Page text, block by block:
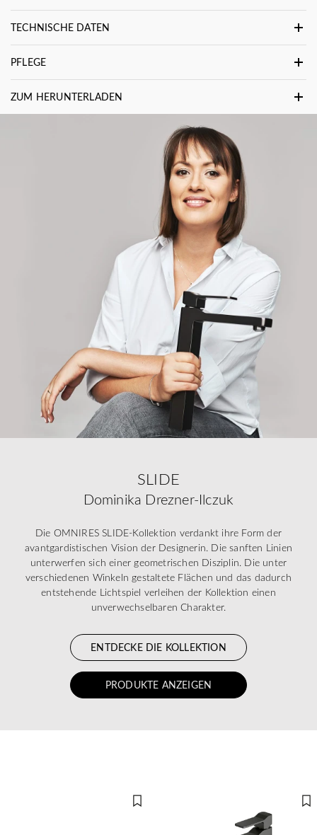
TECHNISCHE DATEN
PFLEGE
ZUM HERUNTERLADEN
SLIDE
Dominika Drezner-Ilczuk
Die OMNIRES SLIDE-Kollektion verdankt ihre Form der
avantgardistischen Vision der Designerin. Die sanften Linien
unterwerfen sich einer geometrischen Disziplin. Die unter
verschiedenen Winkeln gestaltete Flächen und das dadurch
entstehende Lichtspiel verleihen der Kollektion einen
unverwechselbaren Charakter.
ENTDECKE DIE KOLLEKTION
PRODUKTE ANZEIGEN